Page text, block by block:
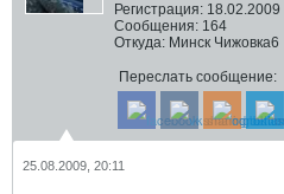
Регистрация: 18.02.2009
Сообщения: 164
Откуда: Минск Чижовка6
Переслать сообщение:
25.08.2009, 20:11